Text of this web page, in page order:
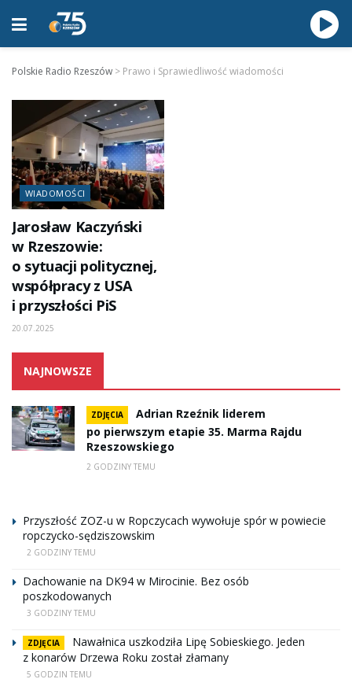
Polskie Radio Rzeszów > Prawo i Sprawiedliwość wiadomości
WIADOMOŚCI
Jarosław Kaczyński
w Rzeszowie:
o sytuacji politycznej,
współpracy z USA
i przyszłości PiS
20.07.2025
NAJNOWSZE
ZDJĘCIA
Adrian Rzeźnik liderem
po pierwszym etapie 35. Marma Rajdu
Rzeszowskiego
2 GODZINY TEMU
Przyszłość ZOZ-u w Ropczycach wywołuje spór w powiecie
ropczycko-sędziszowskim
2 GODZINY TEMU
Dachowanie na DK94 w Mirocinie. Bez osób
poszkodowanych
3 GODZINY TEMU
ZDJĘCIA
Nawałnica uszkodziła Lipę Sobieskiego. Jeden
z konarów Drzewa Roku został złamany
5 GODZIN TEMU